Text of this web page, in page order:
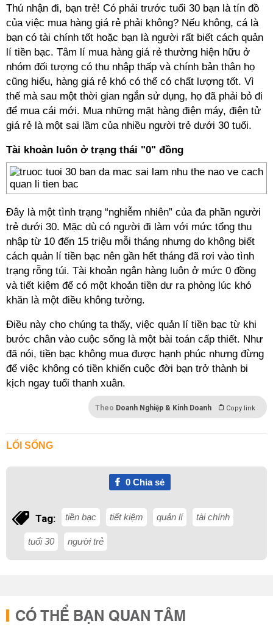
Thú nhận đi, bạn trẻ! Có phải trước tuổi 30 bạn là tín đồ
của việc mua hàng giá rẻ phải không? Nếu không, cá là
bạn có tài chính tốt hoặc bạn là người rất biết cách quản
lí tiền bạc. Tâm lí mua hàng giá rẻ thường hiện hữu ở
nhóm đối tượng có thu nhập thấp và chính bản thân họ
cũng hiểu, hàng giá rẻ khó có thể có chất lượng tốt. Vì
thế mà sau một thời gian ngắn sử dụng, họ đã phải bỏ đi
để mua cái mới. Mua những mặt hàng điện máy, điện tử
giá rẻ là một sai lầm của nhiều người trẻ dưới 30 tuổi.
Tài khoản luôn ở trạng thái "0" đồng
Đây là một tình trạng “nghiễm nhiên” của đa phần người
trẻ dưới 30. Mặc dù có người đi làm với mức tổng thu
nhập từ 10 đến 15 triệu mỗi tháng nhưng do không biết
cách quản lí tiền bạc nên gần hết tháng đã rơi vào tình
trạng rỗng túi. Tài khoản ngân hàng luôn ở mức 0 đồng
và tiết kiệm để có một khoản tiền dư ra phòng lúc khó
khăn là một điều không tưởng.
Điều này cho chúng ta thấy, việc quản lí tiền bạc từ khi
bước chân vào cuộc sống là một bài toán cấp thiết. Như
đã nói, tiền bạc không mua được hạnh phúc nhưng đừng
để việc không có tiền khiến cuộc đời bạn trở thành bi
kịch ngay tuổi thanh xuân.
Theo Doanh Nghiệp & Kinh Doanh Copy link
LỐI SỐNG
0Chia sẻ
Tag: tiền bạc tiết kiệm quản lí tài chính
tuổi 30 người trẻ
CÓ THỂ BẠN QUAN TÂM